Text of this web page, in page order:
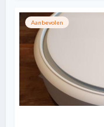
Aanbevolen